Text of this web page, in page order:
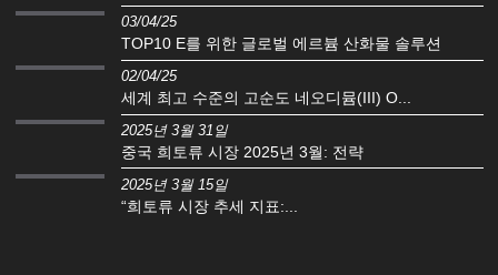
03/04/25
TOP10 E를 위한 글로벌 에르븀 산화물 솔루션
02/04/25
세계 최고 수준의 고순도 네오디뮴(III) O...
2025년 3월 31일
중국 희토류 시장 2025년 3월: 전략
2025년 3월 15일
“희토류 시장 추세 지표:...